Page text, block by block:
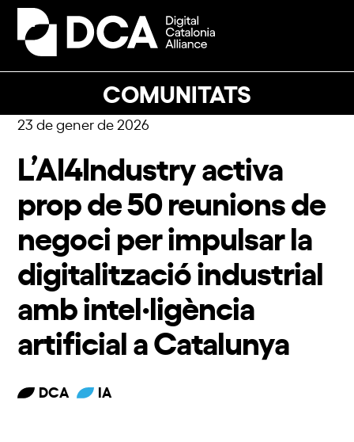
Skip
content
COMUNITATS
Open
mobile
Close
mobile
23 de gener de 2026
L’AI4Industry activa
prop de 50 reunions de
negoci per impulsar la
digitalització industrial
amb intel·ligència
artificial a Catalunya
DCA IA